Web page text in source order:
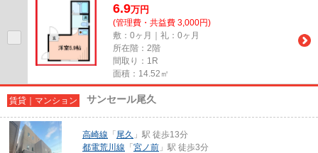
6.9万円
(管理費・共益費 3,000円)
敷：0ヶ月｜礼：0ヶ月
所在階：2階
間取り：1R
面積：14.52㎡
賃貸｜マンション サンセール尾久
高崎線 「 尾久 」駅 徒歩13分
都電荒川線 「 宮ノ前 」駅 徒歩3分